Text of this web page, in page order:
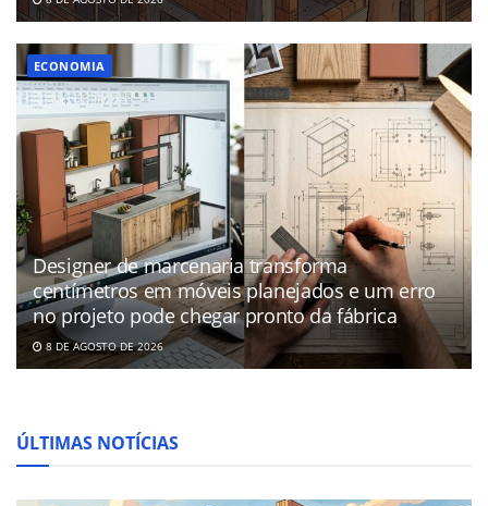
ECONOMIA
Designer de marcenaria transforma
centímetros em móveis planejados e um erro
no projeto pode chegar pronto da fábrica
8 DE AGOSTO DE 2026
ÚLTIMAS NOTÍCIAS